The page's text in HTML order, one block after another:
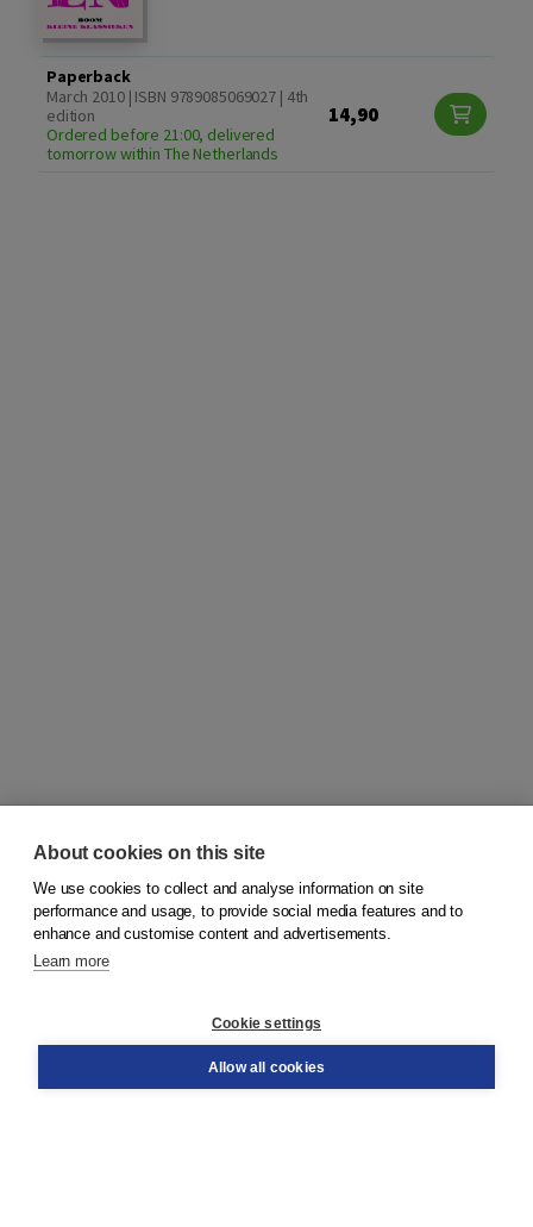
Paperback
March 2010 | ISBN 9789085069027 | 4th
edition
Ordered before 21:00, delivered
tomorrow within The Netherlands
14,90
© 2026Koninklijke Boom uitgevers
Order
About cookies on this site
We use cookies to collect and analyse information on site
performance and usage, to provide social media features and to
enhance and customise content and advertisements.
Learn more
Cookie settings
Allow all cookies